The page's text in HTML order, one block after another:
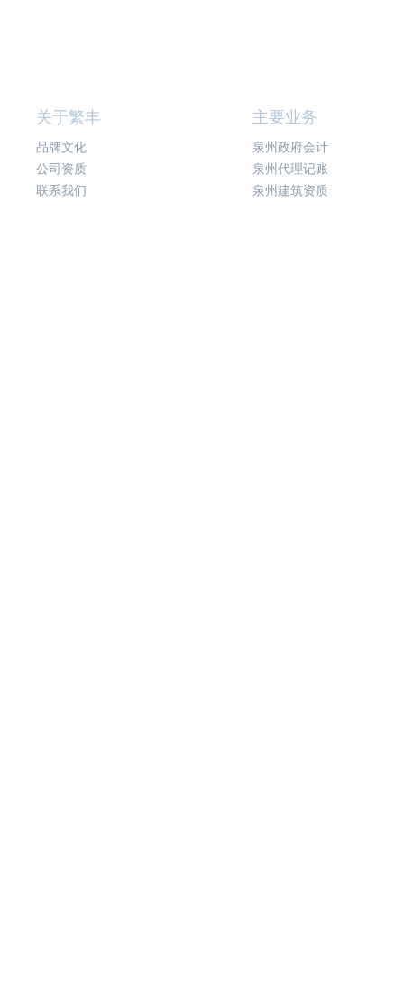
关于繁丰
品牌文化
公司资质
联系我们
主要业务
泉州政府会计
泉州代理记账
泉州建筑资质